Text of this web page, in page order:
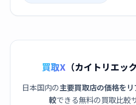
買取X （カイトリエッ
日本国内の主要買取店の価格を
較できる無料の買取比較